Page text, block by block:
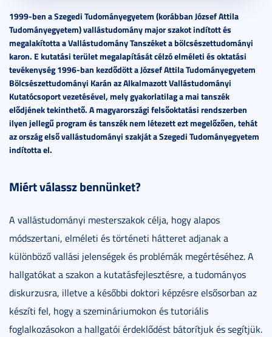
1999-ben a Szegedi Tudományegyetem (korábban József Attila
Tudományegyetem) vallástudomány major szakot indított és
megalakította a Vallástudomány Tanszéket a bölcsészettudományi
karon. E kutatási terület megalapítását célzó elméleti és oktatási
tevékenység 1996-ban kezdődött a József Attila Tudományegyetem
Bölcsészettudományi Karán az Alkalmazott Vallástudományi
Kutatócsoport vezetésével, mely gyakorlatilag a mai tanszék
elődjének tekinthető. A magyarországi felsőoktatási rendszerben
ilyen jellegű program és tanszék nem létezett ezt megelőzően, tehát
az ország első vallástudományi szakját a Szegedi Tudományegyetem
indította el.
Miért válassz bennünket?
A vallástudományi mesterszakok célja, hogy alapos
módszertani, elméleti és történeti hátteret adjanak a
különböző vallási jelenségek és problémák megértéséhez. A
hallgatókat a szakon a kutatásfejlesztésre, a tudományos
diskurzusra, illetve a későbbi doktori képzésre elsősorban az
készíti fel, hogy a szemináriumokon és tutoriális
foglalkozásokon a hallgatói érdeklődést bátorítjuk és segítjük.